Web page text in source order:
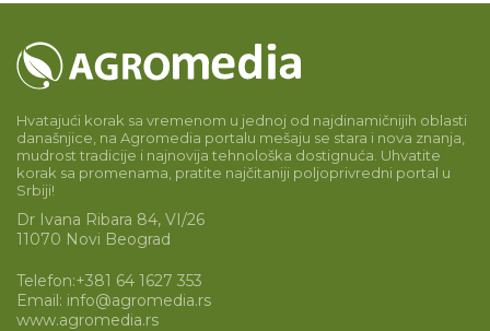
Hvatajući korak sa vremenom u jednoj od najdinamičnijih oblasti
današnjice, na Agromedia portalu mešaju se stara i nova znanja,
mudrost tradicije i najnovija tehnološka dostignuća. Uhvatite
korak sa promenama, pratite najčitaniji poljoprivredni portal u
Srbiji!
Dr Ivana Ribara 84, VI/26
11070 Novi Beograd
Telefon:+381 64 1627 353
Email: info@agromedia.rs
www.agromedia.rs